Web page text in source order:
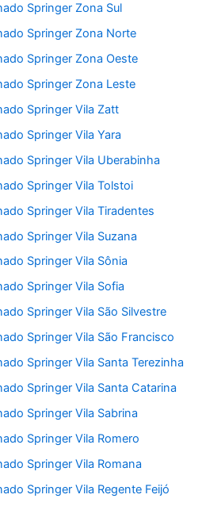
Springer Zona Sul
Springer Zona Norte
Springer Zona Oeste
Springer Zona Leste
Springer Vila Zatt
Springer Vila Yara
Springer Vila Uberabinha
Springer Vila Tolstoi
Springer Vila Tiradentes
Springer Vila Suzana
Springer Vila Sônia
Springer Vila Sofia
Springer Vila São Silvestre
Springer Vila São Francisco
Springer Vila Santa Terezinha
Springer Vila Santa Catarina
Springer Vila Sabrina
Springer Vila Romero
Springer Vila Romana
Springer Vila Regente Feijó